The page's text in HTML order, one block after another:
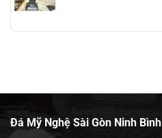
Đá Mỹ Nghệ Sài Gòn Ninh Bình